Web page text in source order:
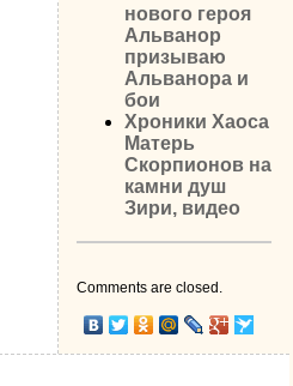
нового героя
Альванор
призываю
Альванора и
бои
Хроники Хаоса
Матерь
Скорпионов на
камни душ
Зири, видео
Comments are closed.